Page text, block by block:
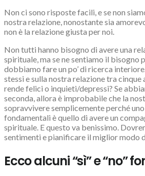
Non ci sono risposte facili, e se non
nostra relazione, nonostante sia
non è la relazione giusta per noi.
Non tutti hanno bisogno di avere una
spirituale, ma se ne sentiamo il bisogno
dobbiamo fare un po’ di ricerca
stessi e sulla nostra relazione tra cinque
rende felici o inquieti/depressi? Se
seconda, allora è improbabile che la
sopravvivere semplicemente perché
fondamentali è quello di avere un
spirituale. E questo va benissimo.
sentimenti e pianificare il miglior modo
Ecco alcuni “sì” e “no”